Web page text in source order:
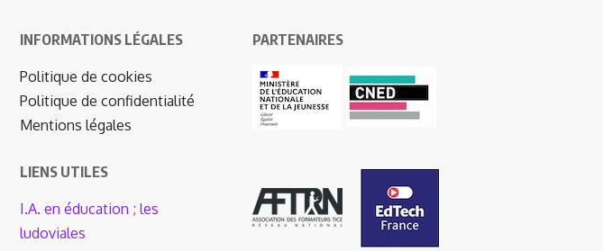
INFORMATIONS LÉGALES
Politique de cookies
Politique de confidentialité
Mentions légales
LIENS UTILES
I.A. en éducation ; les
ludoviales
PARTENAIRES